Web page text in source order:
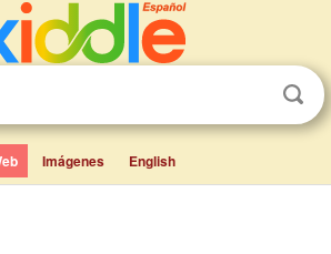
Imágenes English